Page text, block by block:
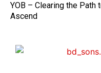
YOB – Clearing the Path
Ascend